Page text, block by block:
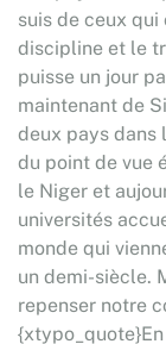
suis de ceux qui
discipline et le
puisse un jour
maintenant de
deux pays dans
du point de vue
le Niger et
universités
monde qui
un demi-siècle.
repenser notre